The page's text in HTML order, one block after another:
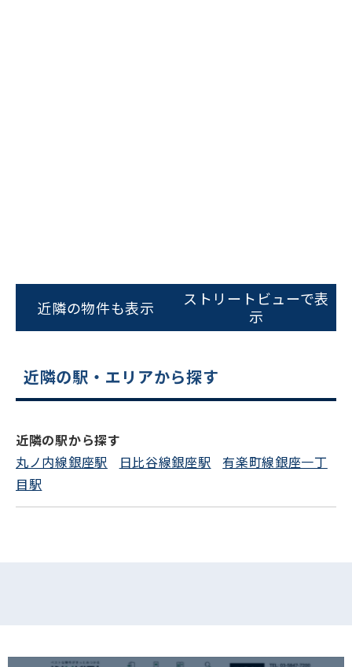
0120-620-213
電話でお問い合わせ
近隣の物件も表示
ストリートビューで表
示
近隣の駅・エリアから探す
近隣の駅から探す
丸ノ内線銀座駅
日比谷線銀座駅
有楽町線銀座一丁
目駅